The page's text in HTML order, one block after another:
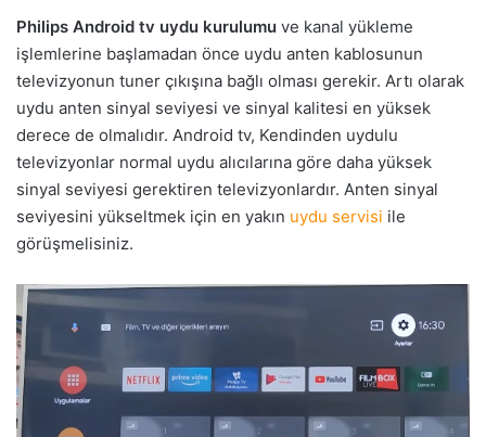
Philips Android tv uydu kurulumu ve kanal yükleme
işlemlerine başlamadan önce uydu anten kablosunun
televizyonun tuner çıkışına bağlı olması gerekir. Artı olarak
uydu anten sinyal seviyesi ve sinyal kalitesi en yüksek
derece de olmalıdır. Android tv, Kendinden uydulu
televizyonlar normal uydu alıcılarına göre daha yüksek
sinyal seviyesi gerektiren televizyonlardır. Anten sinyal
seviyesini yükseltmek için en yakın uydu servisi ile
görüşmelisiniz.